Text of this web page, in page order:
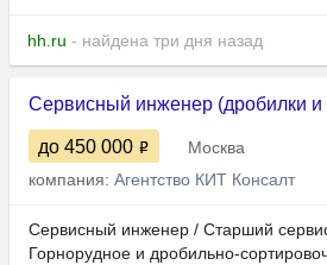
hh.ru - найдена три дня назад
Сервисный инженер (дробилки
до 450 000
Москва
компания: Агентство КИТ Консалт
Сервисный инженер / Старший
Горнорудное и дробильно-